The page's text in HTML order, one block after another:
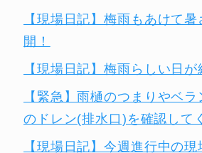
【現場日記】梅雨もあけて
開！
【現場日記】梅雨らしい日
【緊急】雨樋のつまりやベ
のドレン(排水口)を確認して
【現場日記】今週進行中の